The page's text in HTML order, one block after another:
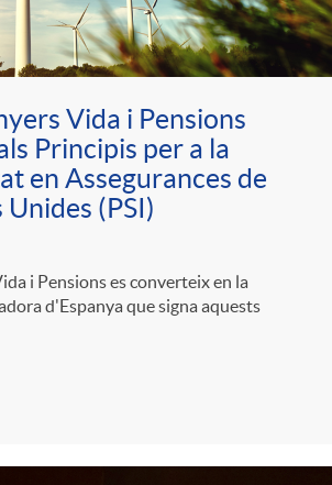
Vida i Pensions
Principis per a la
en Assegurances de
(PSI)
i Pensions es converteix en la
d'Espanya que signa aquests